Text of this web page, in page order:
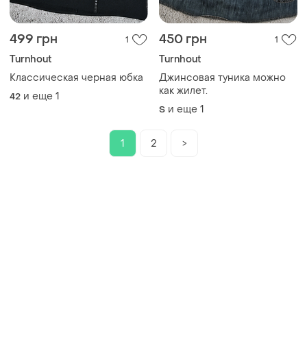
499 грн 1
Turnhout
Классическая черная юбка
42 и еще 1
450 грн 1
Turnhout
Джинсовая туника можно
как жилет.
S и еще 1
1 2 >